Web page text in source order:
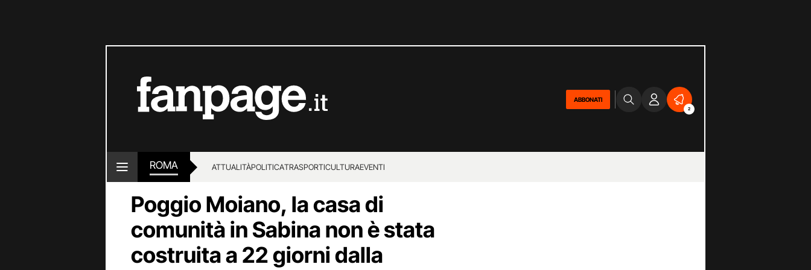
ABBONATI
2
ROMA ATTUALITÀPOLITICATRASPORTICULTURAEVENTI
Poggio Moiano, la casa di
comunità in Sabina non è stata
costruita a 22 giorni dalla